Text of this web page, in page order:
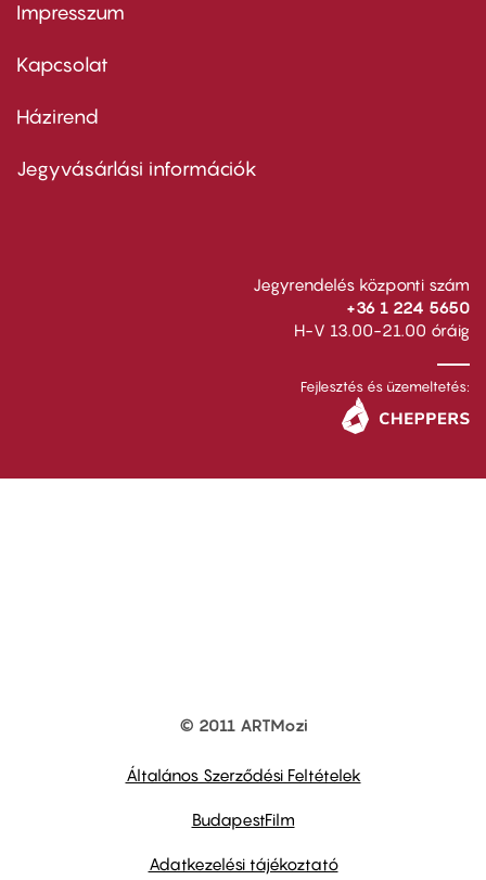
Footer
first
Impresszum
Kapcsolat
Footer
second
Házirend
Jegyvásárlási információk
Jegyrendelés központi szám
+36 1 224 5650
H-V 13.00-21.00 óráig
Fejlesztés és üzemeltetés:
© 2011 ARTMozi
Általános Szerződési Feltételek
BudapestFilm
Adatkezelési tájékoztató